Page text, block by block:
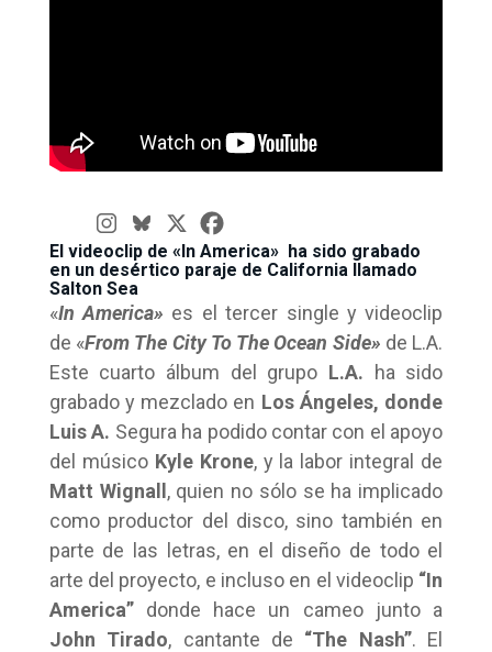
El videoclip de «In America» ha sido grabado
en un desértico paraje de California llamado
Salton Sea
«In America» es el tercer single y videoclip
de «From The City To The Ocean Side» de L.A.
Este cuarto álbum del grupo L.A. ha sido
grabado y mezclado en Los Ángeles, donde
Luis A. Segura ha podido contar con el apoyo
del músico Kyle Krone, y la labor integral de
Matt Wignall, quien no sólo se ha implicado
como productor del disco, sino también en
parte de las letras, en el diseño de todo el
arte del proyecto, e incluso en el videoclip “In
America”donde hace un cameo junto a
John Tirado, cantante de “The Nash”. El